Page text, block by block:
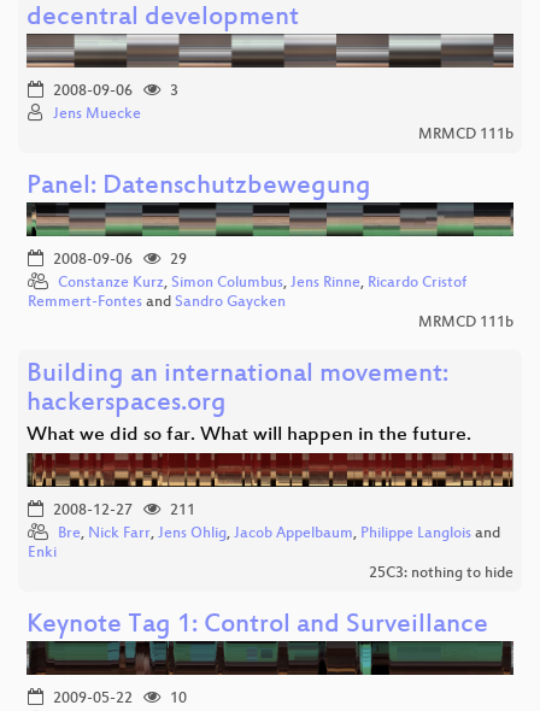
decentral development
2008-09-06
3
Jens Muecke
MRMCD 111b
Panel: Datenschutzbewegung
2008-09-06
29
Constanze Kurz, Simon Columbus, Jens Rinne, Ricardo Cristof
Remmert-Fontes and Sandro Gaycken
MRMCD 111b
Building an international movement:
hackerspaces.org
What we did so far. What will happen in the future.
2008-12-27
211
Bre, Nick Farr, Jens Ohlig, Jacob Appelbaum, Philippe Langlois and
Enki
25C3: nothing to hide
Keynote Tag 1: Control and Surveillance
2009-05-22
10